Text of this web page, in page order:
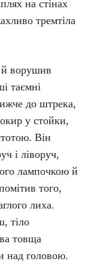
на стінах
тремтіла
й ворушив
таємні
до штрека,
у стойки,
Він
і ліворуч,
лампочкою й
того,
лиха.
тіло
товща
над головою.